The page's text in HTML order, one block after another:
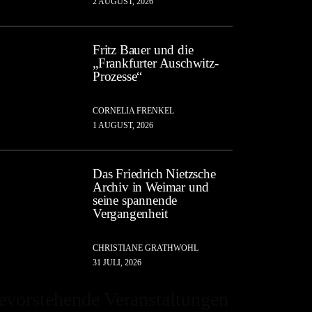
Fritz Bauer und die
„Frankfurter Auschwitz-
Prozesse“
CORNELIA FRENKEL
1 AUGUST, 2026
Das Friedrich Nietzsche
Archiv in Weimar und
seine spannende
Vergangenheit
CHRISTIANE GRATHWOHL
31 JULI, 2026